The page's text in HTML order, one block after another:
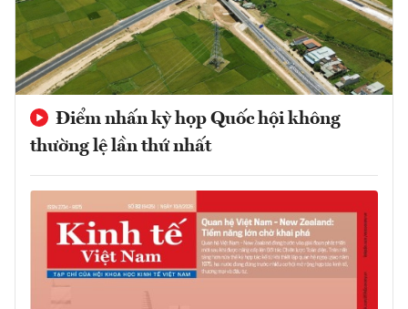
Điểm nhấn kỳ họp Quốc hội không
thường lệ lần thứ nhất